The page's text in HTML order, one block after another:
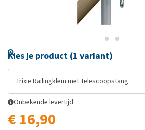
Kies je product (1 variant)
Trixie Railingklem met Telescoopstang
Onbekende levertijd
€ 16,90